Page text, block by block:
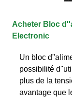
Acheter Bloc
Electronic
Un bloc
possibilité
plus de la
avantage que